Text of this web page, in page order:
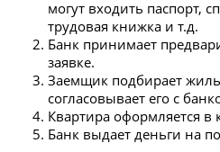
могут входить паспорт,
трудовая книжка и т.д.
Банк принимает
заявке.
Заемщик подбирает
согласовывает его с
Квартира оформляется в
Банк выдает деньги на